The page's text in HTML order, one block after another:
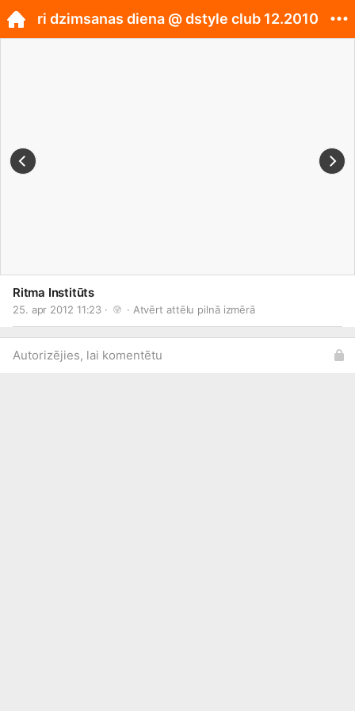
Ritma Institūts
25. apr 2012 11:23 · · Atvērt attēlu pilnā izmērā
Autorizējies, lai komentētu
ri dzimsanas diena @ dstyle club 12.2010